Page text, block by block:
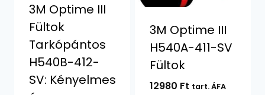
3M Optime III
Fültok
Tarkópántos
H540B-412-
SV: Kényelmes
3M Optime III
H540A-411-SV
Fültok
12980 Ft tart. ÁFA